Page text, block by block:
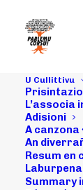
U Cullittivu
L’associa
Adisioni
A canzona
An
Resum en
Summary